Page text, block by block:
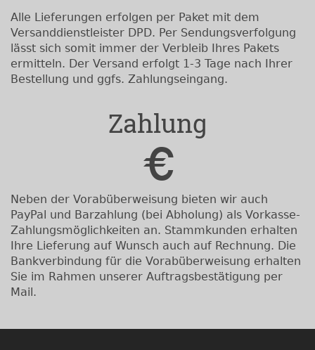
Alle Lieferungen erfolgen per Paket mit dem
Versanddienstleister DPD. Per Sendungsverfolgung
lässt sich somit immer der Verbleib Ihres Pakets
ermitteln. Der Versand erfolgt 1-3 Tage nach Ihrer
Bestellung und ggfs. Zahlungseingang.
Zahlung
Neben der Vorabüberweisung bieten wir auch
PayPal und Barzahlung (bei Abholung) als Vorkasse-
Zahlungsmöglichkeiten an. Stammkunden erhalten
Ihre Lieferung auf Wunsch auch auf Rechnung. Die
Bankverbindung für die Vorabüberweisung erhalten
Sie im Rahmen unserer Auftragsbestätigung per
Mail.